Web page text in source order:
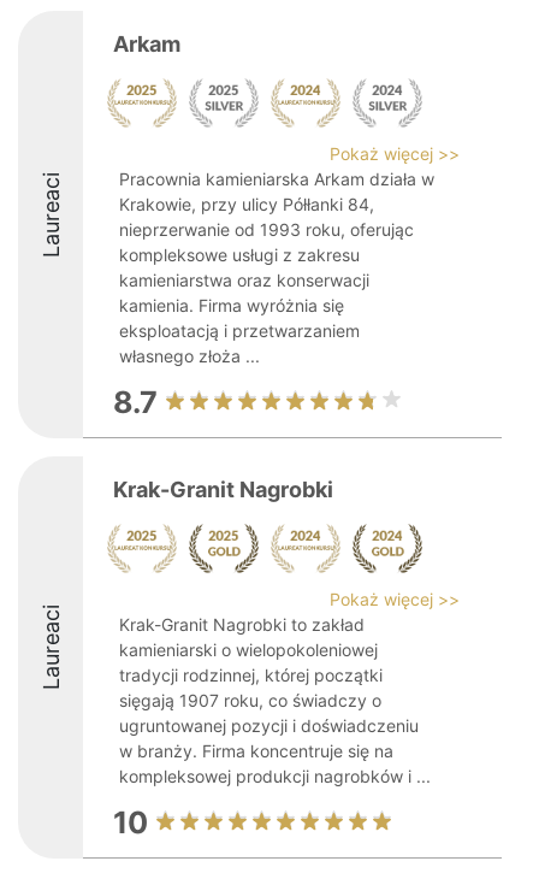
Laureaci
Arkam
Pokaż więcej >>
Pracownia kamieniarska Arkam działa w
Krakowie, przy ulicy Półłanki 84,
nieprzerwanie od 1993 roku, oferując
kompleksowe usługi z zakresu
kamieniarstwa oraz konserwacji
kamienia. Firma wyróżnia się
eksploatacją i przetwarzaniem
własnego złoża ...
8.7
Laureaci
Krak-Granit Nagrobki
Pokaż więcej >>
Krak-Granit Nagrobki to zakład
kamieniarski o wielopokoleniowej
tradycji rodzinnej, której początki
sięgają 1907 roku, co świadczy o
ugruntowanej pozycji i doświadczeniu
w branży. Firma koncentruje się na
kompleksowej produkcji nagrobków i ...
10